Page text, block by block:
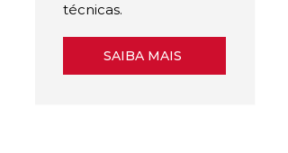
técnicas.
SAIBA MAIS